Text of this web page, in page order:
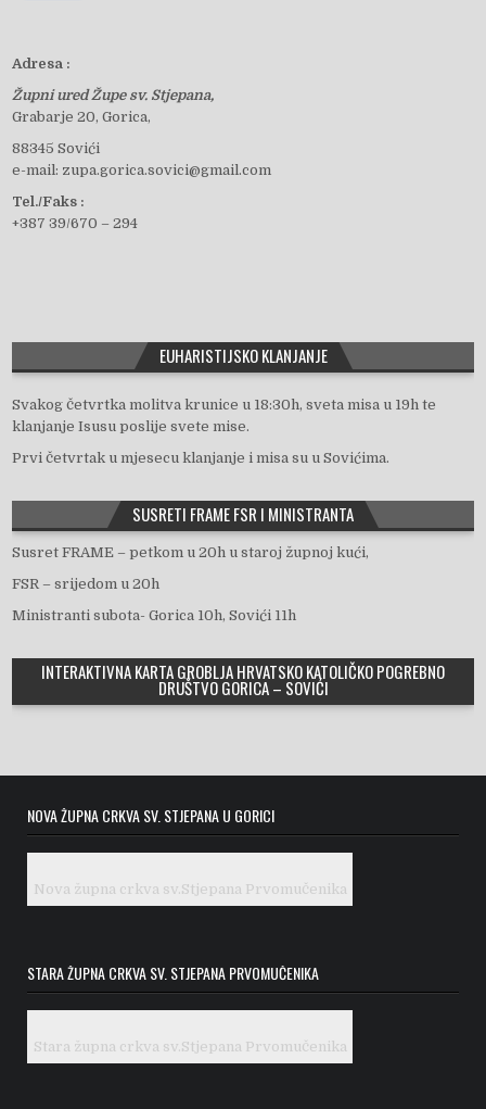
c
o
Adresa :
Župni ured Župe sv. Stjepana,
Grabarje 20, Gorica,
88345 Sovići
e-mail: zupa.gorica.sovici@gmail.com
Tel./Faks :
+387 39/670 – 294
EUHARISTIJSKO KLANJANJE
Svakog četvrtka molitva krunice u 18:30h, sveta misa u 19h te
klanjanje Isusu poslije svete mise.
Prvi četvrtak u mjesecu klanjanje i misa su u Sovićima.
SUSRETI FRAME FSR I MINISTRANTA
Susret FRAME – petkom u 20h u staroj župnoj kući,
FSR – srijedom u 20h
Ministranti subota- Gorica 10h, Sovići 11h
INTERAKTIVNA KARTA GROBLJA HRVATSKO KATOLIČKO POGREBNO
DRUŠTVO GORICA – SOVIĆI
NOVA ŽUPNA CRKVA SV. STJEPANA U GORICI
Nova župna crkva sv.Stjepana Prvomučenika
STARA ŽUPNA CRKVA SV. STJEPANA PRVOMUČENIKA
Stara župna crkva sv.Stjepana Prvomučenika